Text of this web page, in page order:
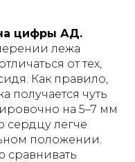
цифры АД.
лежа
от тех,
Как правило,
получается чуть
на 5–7 мм
сердцу легче
положении.
сравнивать
в
во